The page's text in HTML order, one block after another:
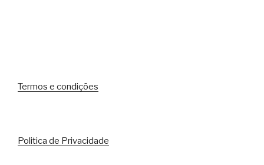
Termos e condições
Politica de Privacidade